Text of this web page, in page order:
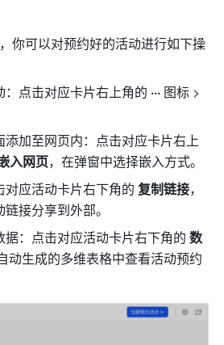
你可以对预约好的活动进行如下操
：点击对应卡片右上角的 ···
添加至网页内：点击对应卡片右上
入网页，在弹窗中选择嵌入方式。
对应活动卡片右下角的 复制链接，
接分享到外部。
据：点击对应活动卡片右下角的 数
动生成的多维表格中查看活动预约